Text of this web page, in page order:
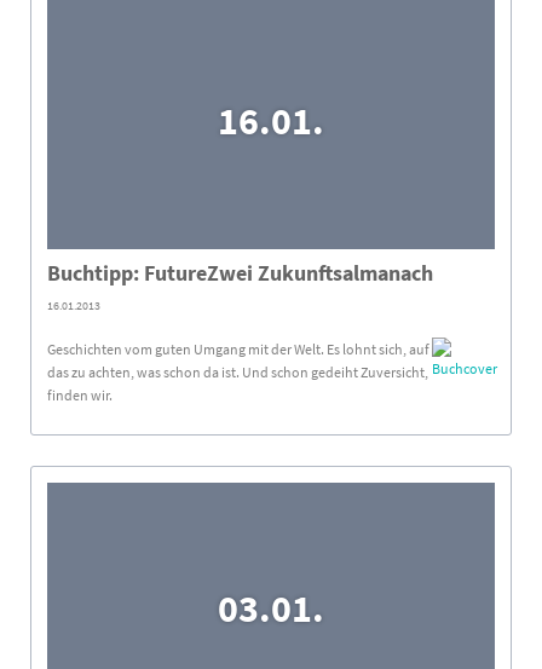
16.01.
Buchtipp: FutureZwei Zukunftsalmanach
16.01.2013
Geschichten vom guten Umgang mit der Welt. Es lohnt sich, auf
das zu achten, was schon da ist. Und schon gedeiht Zuversicht,
finden wir.
03.01.